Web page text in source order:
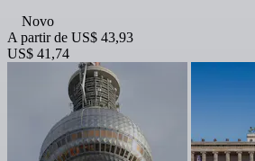
Novo
A partir de US$ 43,93
US$ 41,74